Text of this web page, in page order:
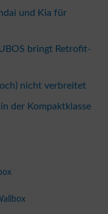
und Kia für
bringt Retrofit-
nicht verbreitet
der Kompaktklasse